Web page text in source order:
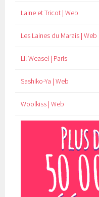
Laine et Tricot | Web
Les Laines du Marais | Web
Lil Weasel | Paris
Sashiko-Ya | Web
Woolkiss | Web